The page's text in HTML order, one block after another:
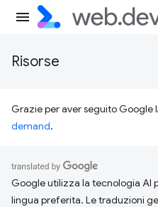
Risorse
Grazie per aver seguito Google
demand.
Google utilizza la tecnologia AI
lingua preferita. Le traduzioni